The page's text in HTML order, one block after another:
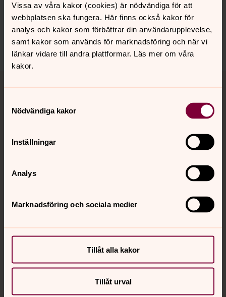
Vissa av våra kakor (cookies) är nödvändiga för att
webbplatsen ska fungera. Här finns också kakor för
analys och kakor som förbättrar din användarupplevelse,
samt kakor som används för marknadsföring och när vi
länkar vidare till andra plattformar. Läs mer om våra
kakor.
Nödvändiga kakor
Inställningar
Analys
Marknadsföring och sociala medier
Tillåt alla kakor
Tillåt urval
innehåll?
ulricehamn.pastorat@svenskakyrkan.se
Dela
Hitta snabbt
Sociala kanaler